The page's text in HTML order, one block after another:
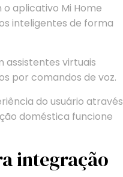
aplicativo Mi Home
inteligentes de forma
assistentes virtuais
por comandos de voz.
do usuário através
doméstica funcione
integração